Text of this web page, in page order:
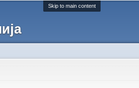
Skip to main content